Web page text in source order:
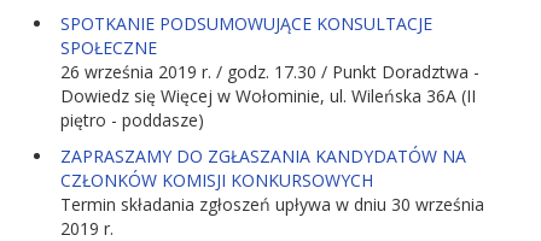
SPOTKANIE PODSUMOWUJĄCE KONSULTACJE
SPOŁECZNE
26 września 2019 r. / godz. 17.30 / Punkt Doradztwa -
Dowiedz się Więcej w Wołominie, ul. Wileńska 36A (II
piętro - poddasze)
ZAPRASZAMY DO ZGŁASZANIA KANDYDATÓW NA
CZŁONKÓW KOMISJI KONKURSOWYCH
Termin składania zgłoszeń upływa w dniu 30 września
2019 r.